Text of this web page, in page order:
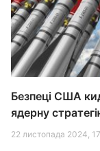
Безпеці США
ядерну
22 листопада 2024,